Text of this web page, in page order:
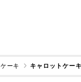
ケーキ キャロットケー